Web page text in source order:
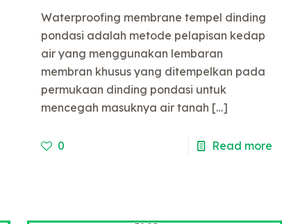
Waterproofing membrane tempel dinding
pondasi adalah metode pelapisan kedap
air yang menggunakan lembaran
membran khusus yang ditempelkan pada
permukaan dinding pondasi untuk
mencegah masuknya air tanah […]
0 Read more